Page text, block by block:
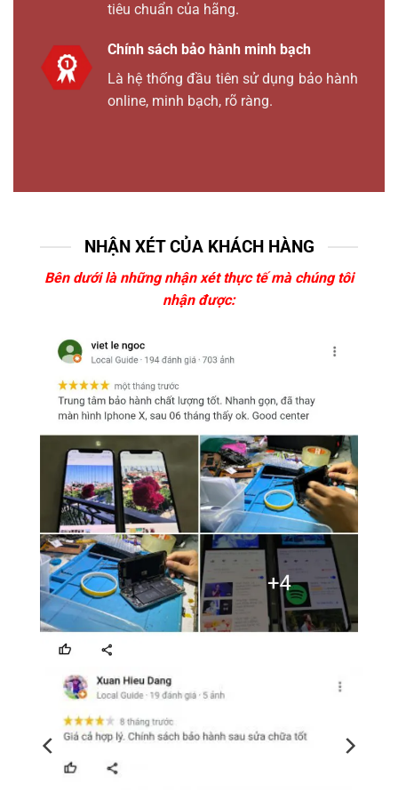
tiêu chuẩn của hãng.
Chính sách bảo hành minh bạch
Là hệ thống đầu tiên sử dụng bảo hành
online, minh bạch, rõ ràng.
NHẬN XÉT CỦA KHÁCH HÀNG
Bên dưới là những nhận xét thực tế mà chúng tôi
nhận được: